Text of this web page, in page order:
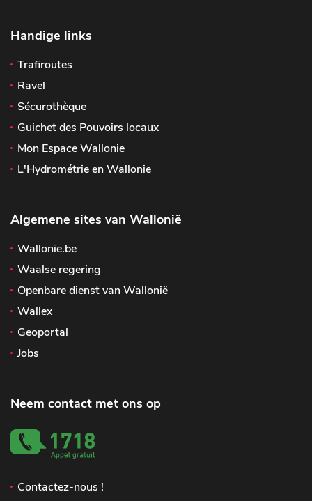
Handige links
Trafiroutes
Ravel
Sécurothèque
Guichet des Pouvoirs locaux
Mon Espace Wallonie
L'Hydrométrie en Wallonie
Algemene sites van Wallonië
Wallonie.be
Waalse regering
Openbare dienst van Wallonië
Wallex
Geoportal
Jobs
Neem contact met ons op
Contactez-nous !